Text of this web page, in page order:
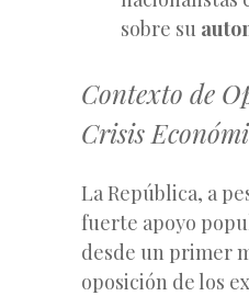
sobre su
Contexto de
Crisis
La República, a
fuerte apoyo
desde un primer
oposición de los